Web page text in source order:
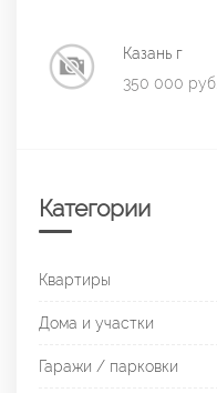
Казань г
350 000 руб.
Категории
Квартиры
Дома и участки
Гаражи / парковки